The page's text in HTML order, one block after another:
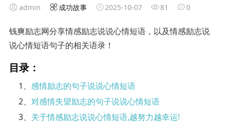
admin 成功故事 2025-10-07 81 0
钱爽励志网分享情感励志说说心情短语，以及情感励志说
说心情短语句子的相关语录！
目录：
1、感情励志的句子说说心情短语
2、对感情失望励志的句子说说心情短语
3、 关于情感励志说说心情短语,越努力越幸运!